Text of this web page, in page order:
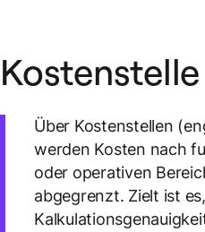
Kostenstelle
Über Kostenstellen
werden Kosten nach
oder operativen
abgegrenzt. Zielt ist